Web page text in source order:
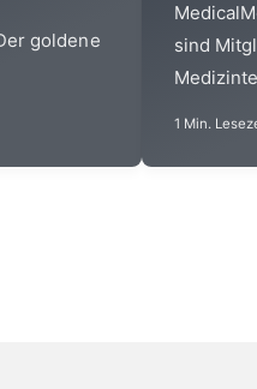
goldene
sind
1 Min.